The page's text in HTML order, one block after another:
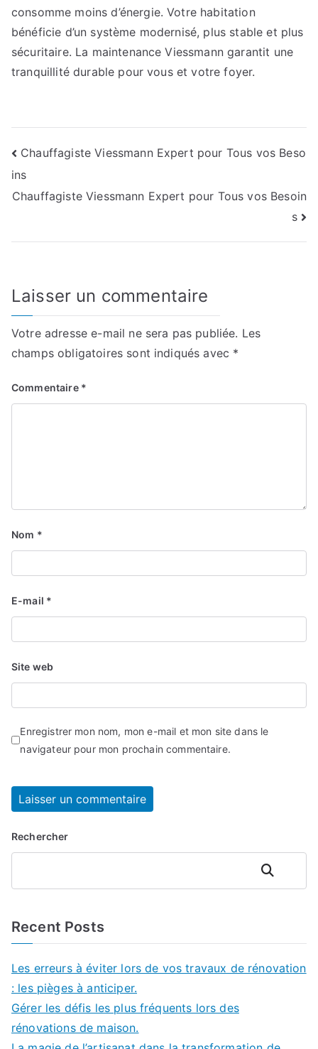
consomme moins d’énergie. Votre habitation
bénéficie d’un système modernisé, plus stable et plus
sécuritaire. La maintenance Viessmann garantit une
tranquillité durable pour vous et votre foyer.
Navigation
de
Chauffagiste Viessmann Expert pour Tous vos Beso
ins
Chauffagiste Viessmann Expert pour Tous vos Besoin
s
Laisser un commentaire
Votre adresse e-mail ne sera pas publiée. Les
champs obligatoires sont indiqués avec *
Commentaire *
Nom *
E-mail *
Site web
Enregistrer mon nom, mon e-mail et mon site dans le
navigateur pour mon prochain commentaire.
Rechercher
Rechercher
Recent Posts
Les erreurs à éviter lors de vos travaux de rénovation
: les pièges à anticiper.
Gérer les défis les plus fréquents lors des
rénovations de maison.